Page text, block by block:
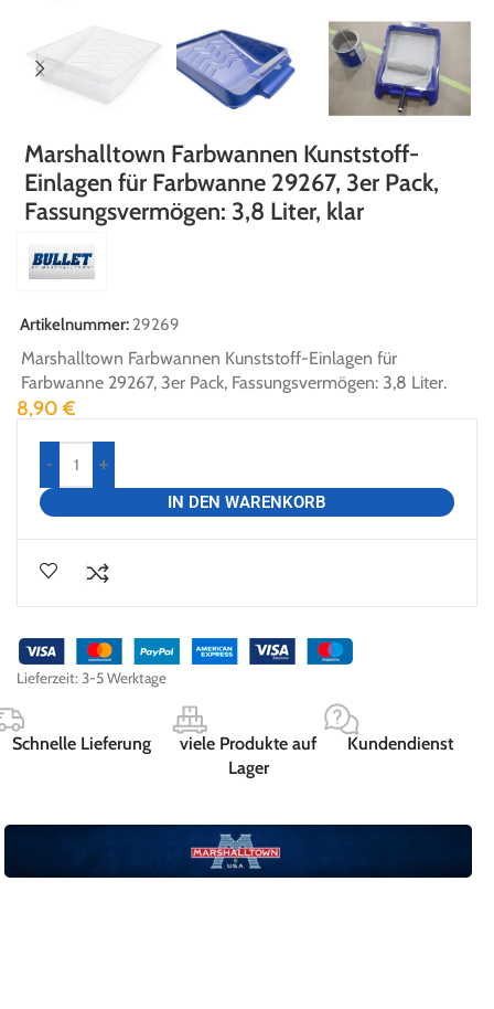
Marshalltown Farbwannen Kunststoff-
Einlagen für Farbwanne 29267, 3er Pack,
Fassungsvermögen: 3,8 Liter, klar
Artikelnummer: 29269
Marshalltown Farbwannen Kunststoff-Einlagen für
Farbwanne 29267, 3er Pack, Fassungsvermögen: 3,8 Liter.
8,90€
-
+
IN DEN WARENKORB
Lieferzeit: 3-5 Werktage
Schnelle Lieferung
viele Produkte auf
Lager
Kundendienst